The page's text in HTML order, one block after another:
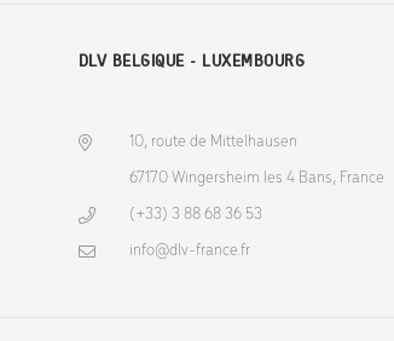
DLV BELGIQUE - LUXEMBOURG
10, route de Mittelhausen
67170 Wingersheim les 4 Bans, France
(+33) 3 88 68 36 53
info@dlv-france.fr